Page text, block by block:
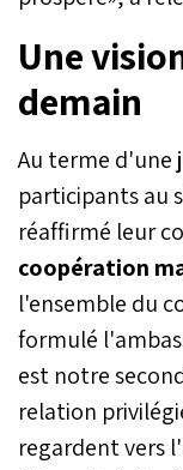
Une
demain
Au terme d'une
participants au
réaffirmé leur
coopération
l'ensemble du
formulé
est notre
relation
regardent vers